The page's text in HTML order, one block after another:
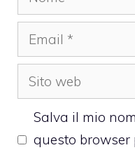
Email
Sito
web
Salva il mio
questo browser